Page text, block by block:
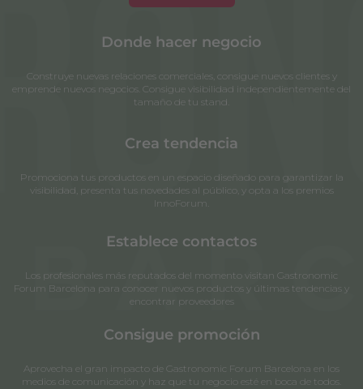
Donde hacer negocio
Construye nuevas relaciones comerciales, consigue nuevos clientes y
emprende nuevos negocios. Consigue visibilidad independientemente del
tamaño de tu stand.
Crea tendencia
Promociona tus productos en un espacio diseñado para garantizar la
visibilidad, presenta tus novedades al público, y opta a los premios
InnoForum.
Establece contactos
Los profesionales más reputados del momento visitan Gastronomic
Forum Barcelona para conocer nuevos productos y últimas tendencias y
encontrar proveedores
Consigue promoción
Aprovecha el gran impacto de Gastronomic Forum Barcelona en los
medios de comunicación y haz que tu negocio esté en boca de todos.